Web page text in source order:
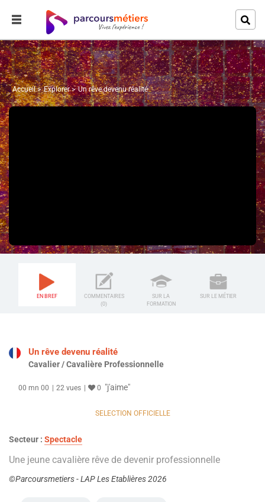
Accueil Explorer Un rêve devenu réalité
EN BREF
COMMENTAIRES
(0)
SUR LA
FORMATION
SUR LE MÉTIER
Un rêve devenu réalité
Cavalier / Cavalière Professionnelle
00 mn 00 22 vues 0 "j'aime"
SELECTION OFFICIELLE
Secteur : Spectacle
Une jeune cavalière rêve de devenir professionnelle
©Parcoursmetiers - LAP Les Etablières 2026